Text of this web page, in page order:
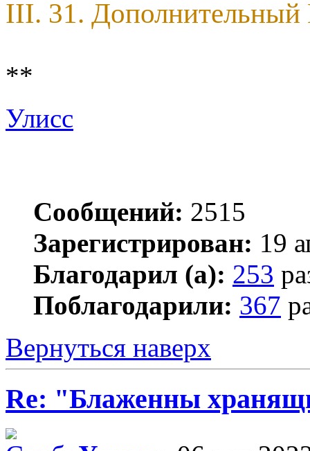
III. 31.
**
Улисс
Сообщений: 2515
Зарегистрирован: 19
Благодарил (а): 253
Поблагодарили: 367
Вернуться наверх
Re: "Блаженны